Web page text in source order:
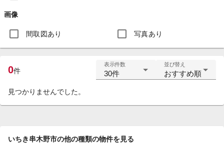
画像
間取図あり 写真あり
0件
表示件数
30件
並び替え
おすすめ順
見つかりませんでした。
いちき串木野市の他の種類の物件を見る